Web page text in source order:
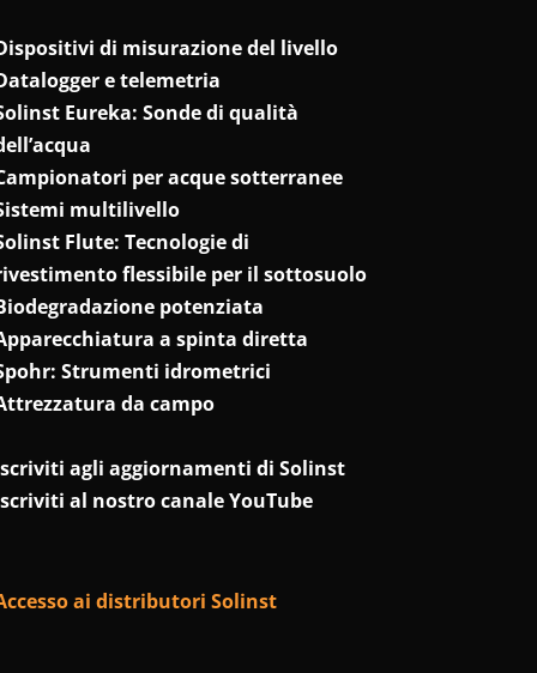
di misurazione del livello
e telemetria
Eureka: Sonde di qualità
per acque sotterranee
multilivello
Flute: Tecnologie di
flessibile per il sottosuolo
potenziata
a spinta diretta
Strumenti idrometrici
da campo
agli aggiornamenti di Solinst
al nostro canale YouTube
ai distributori Solinst